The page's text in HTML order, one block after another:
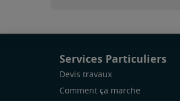
Services Particuliers
Devis travaux
Comment ça marche